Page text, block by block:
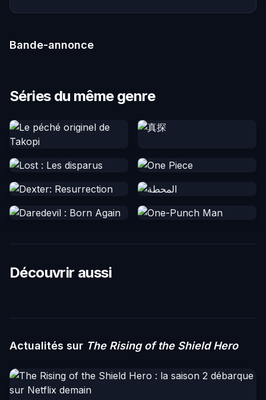
Bande-annonce
Séries du même genre
Découvrir aussi
Actualités sur The Rising of the Shield Hero